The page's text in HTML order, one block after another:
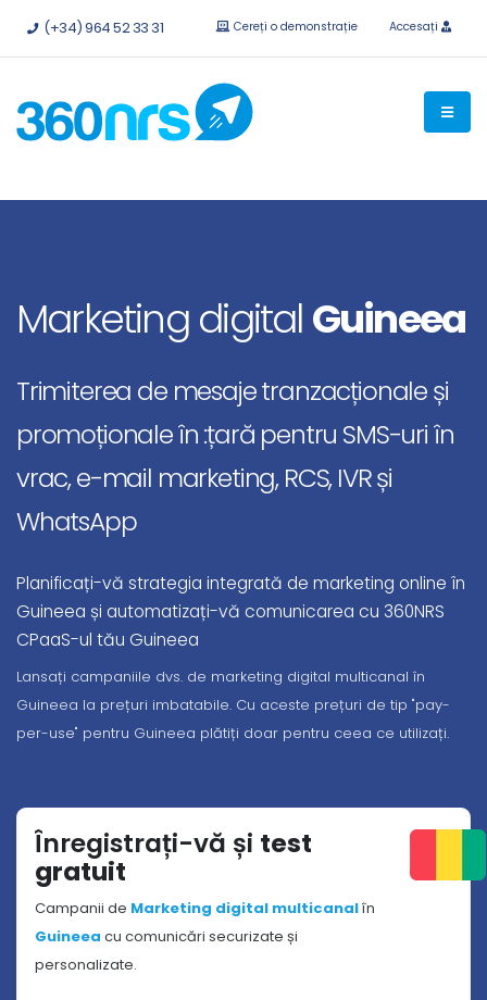
Încercați gratuit fără obligații. API-uri și integrări disponibile.
(+34) 964 52 33 31 Cereți o demonstrație Accesați
Marketing digitalGuineea
Trimiterea de mesaje tranzacționale și
promoționale în :țară pentru SMS-uri în
vrac, e-mail marketing, RCS, IVR și
WhatsApp
Planificați-vă strategia integrată de marketing online în
Guineea și automatizați-vă comunicarea cu 360NRS
CPaaS-ul tău Guineea
Lansați campaniile dvs. de marketing digital multicanal în
Guineea la prețuri imbatabile. Cu aceste prețuri de tip "pay-
per-use" pentru Guineea plătiți doar pentru ceea ce utilizați.
Înregistrați-vă și test
gratuit
Campanii de Marketing digital multicanalîn
Guineea cu comunicări securizate și
personalizate.